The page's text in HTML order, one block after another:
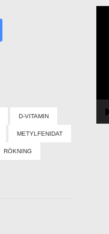
D-VITAMIN
METYLFENIDAT
RÖKNING